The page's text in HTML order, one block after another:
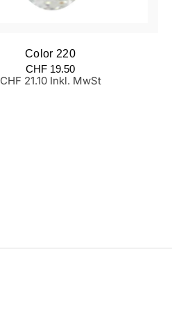
Color 220
Normaler
Preis
CHF 19.50
CHF 21.10 Inkl. MwSt